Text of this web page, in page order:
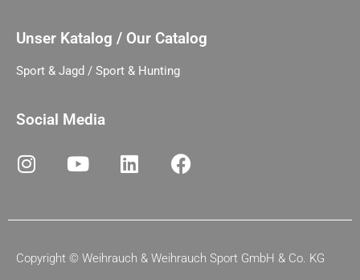
Unser Katalog / Our Catalog
Sport & Jagd / Sport & Hunting
Social Media
Copyright © Weihrauch & Weihrauch Sport GmbH & Co. KG